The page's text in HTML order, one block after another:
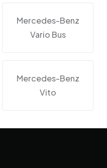
Mercedes-Benz
Vario Bus
Mercedes-Benz
Vito